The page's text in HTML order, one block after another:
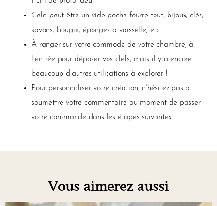
Cela peut être un vide-poche fourre tout, bijoux, clés,
savons, bougie, éponges à vaisselle, etc..
À ranger sur votre commode de votre chambre, à
l’entrée pour déposer vos clefs, mais il y a encore
beaucoup d’autres utilisations à explorer !
Pour personnaliser votre création, n’hésitez pas à
soumettre votre commentaire au moment de passer
votre commande dans les étapes suivantes
Vous aimerez aussi